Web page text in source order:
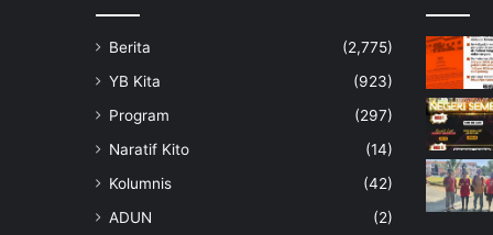
m
o
i
p
o
d
Berita
(2,775)
YB Kita
(923)
Program
(297)
Naratif Kito
(14)
Kolumnis
(42)
ADUN
(2)